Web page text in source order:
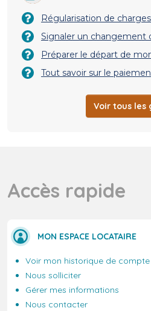
Régularisation de
Signaler un changement
Préparer le départ de
Tout savoir sur le
Voir tous les
Accès rapide
MON ESPACE LOCATAIRE
Voir mon historique de compte
Nous solliciter
Gérer mes informations
Nous contacter